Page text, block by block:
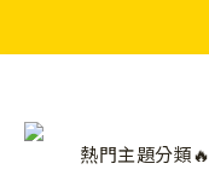
熱門主題分類🔥